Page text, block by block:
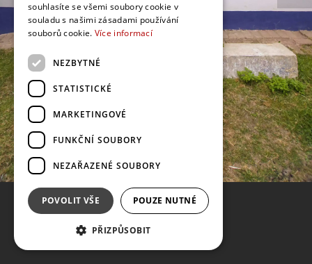
souhlasíte se všemi soubory cookie v
souladu s našimi zásadami používání
souborů cookie. Více informací
NEZBYTNÉ
STATISTICKÉ
MARKETINGOVÉ
FUNKČNÍ SOUBORY
NEZAŘAZENÉ SOUBORY
POVOLIT VŠE POUZE NUTNÉ
PŘIZPŮSOBIT